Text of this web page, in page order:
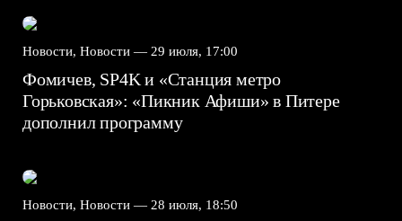
Новости, Новости — 29 июля, 17:00
Фомичев, SP4K и «Станция метро
Горьковская»: «Пикник Афиши» в Питере
дополнил программу
Новости, Новости — 28 июля, 18:50